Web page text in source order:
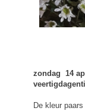
zondag 14
De kleur